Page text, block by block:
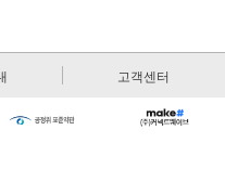
고객센터